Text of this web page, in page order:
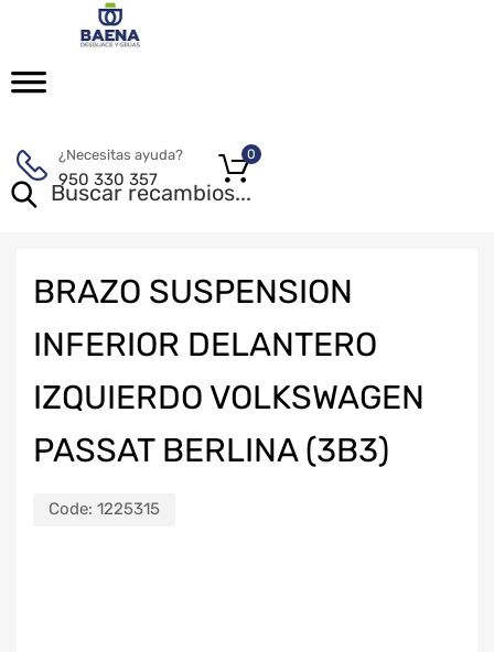
¿Necesitas ayuda?
950 330 357
0
BRAZO SUSPENSION
INFERIOR DELANTERO
IZQUIERDO VOLKSWAGEN
PASSAT BERLINA (3B3)
Code: 1225315